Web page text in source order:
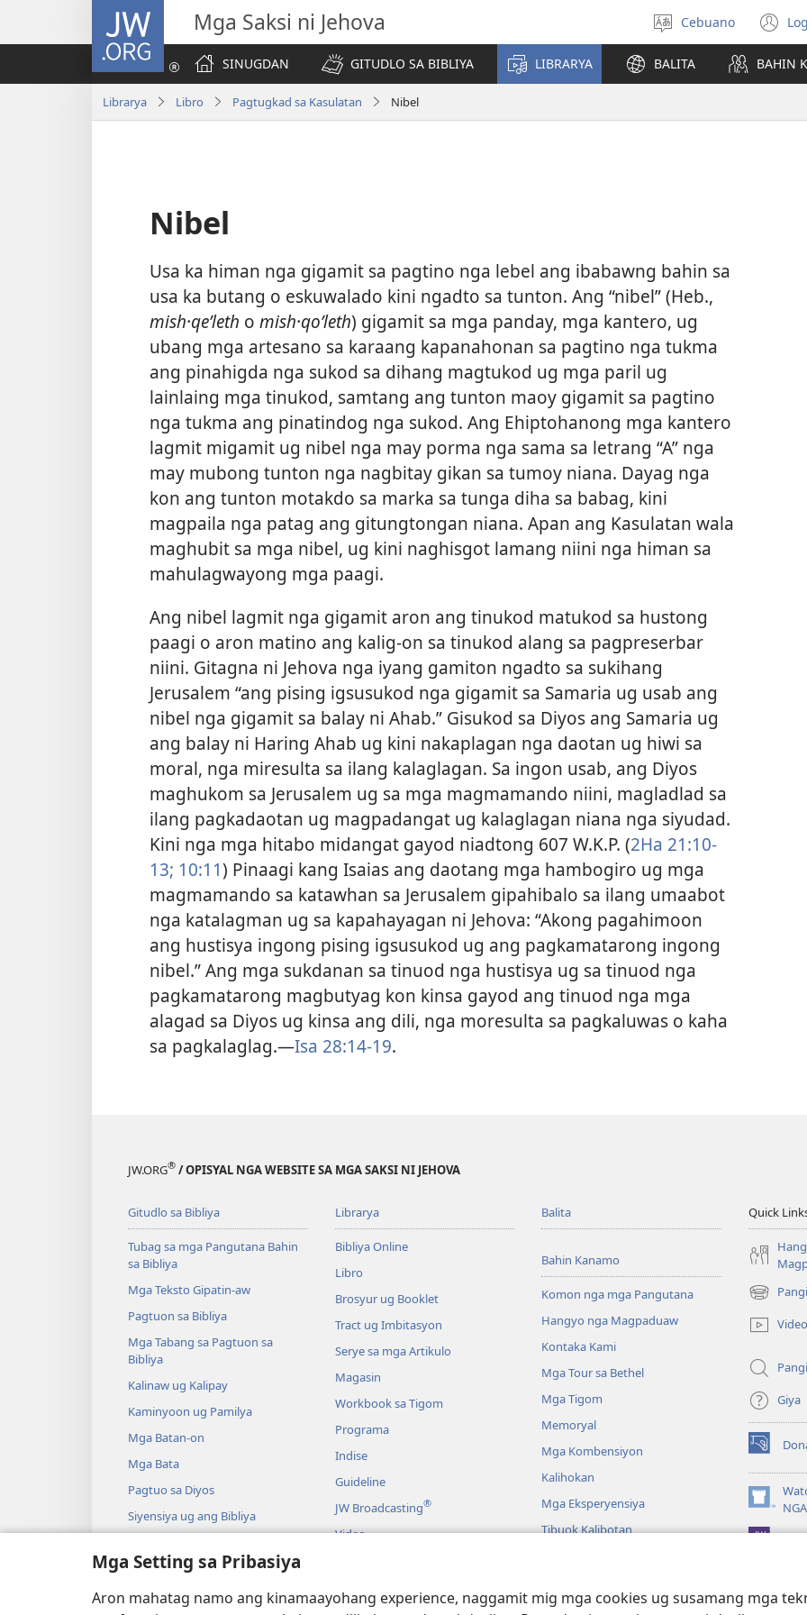
Mga Setting sa Pribasiya
Aron mahatag namo ang kinamaayohang experience, naggamit mig mga cookies ug susamang mga
JW.ORG Mga Saksi ni Jehova
Pagpilig
pinulongan
Cebuano
SINUGDAN
GITUDLO SA BIBLIYA LIBRARYA BALITA BAHIN
Librarya Libro Pagtugkad sa Kasulatan Nibel
Nibel
Usa ka himan nga gigamit sa pagtino nga lebel ang ibabawng bahin sa
usa ka butang o eskuwalado kini ngadto sa tunton. Ang “nibel” (Heb.,
mish·qeʹleth o mish·qoʹleth) gigamit sa mga panday, mga kantero, ug
ubang mga artesano sa karaang kapanahonan sa pagtino nga tukma
ang pinahigda nga sukod sa dihang magtukod ug mga paril ug
lainlaing mga tinukod, samtang ang tunton maoy gigamit sa pagtino
nga tukma ang pinatindog nga sukod. Ang Ehiptohanong mga kantero
lagmit migamit ug nibel nga may porma nga sama sa letrang “A” nga
may mubong tunton nga nagbitay gikan sa tumoy niana. Dayag nga
kon ang tunton motakdo sa marka sa tunga diha sa babag, kini
magpaila nga patag ang gitungtongan niana. Apan ang Kasulatan wala
maghubit sa mga nibel, ug kini naghisgot lamang niini nga himan sa
mahulagwayong mga paagi.
Ang nibel lagmit nga gigamit aron ang tinukod matukod sa hustong
paagi o aron matino ang kalig-on sa tinukod alang sa pagpreserbar
niini. Gitagna ni Jehova nga iyang gamiton ngadto sa sukihang
Jerusalem “ang pising igsusukod nga gigamit sa Samaria ug usab ang
nibel nga gigamit sa balay ni Ahab.” Gisukod sa Diyos ang Samaria ug
ang balay ni Haring Ahab ug kini nakaplagan nga daotan ug hiwi sa
moral, nga miresulta sa ilang kalaglagan. Sa ingon usab, ang Diyos
maghukom sa Jerusalem ug sa mga magmamando niini, magladlad sa
ilang pagkadaotan ug magpadangat ug kalaglagan niana nga siyudad.
Kini nga mga hitabo midangat gayod niadtong 607 W.K.P. (2Ha 21:10-
13; 10:11) Pinaagi kang Isaias ang daotang mga hambogiro ug mga
magmamando sa katawhan sa Jerusalem gipahibalo sa ilang umaabot
nga katalagman ug sa kapahayagan ni Jehova: “Akong pagahimoon
ang hustisya ingong pising igsusukod ug ang pagkamatarong ingong
nibel.” Ang mga sukdanan sa tinuod nga hustisya ug sa tinuod nga
pagkamatarong magbutyag kon kinsa gayod ang tinuod nga mga
alagad sa Diyos ug kinsa ang dili, nga moresulta sa pagkaluwas o kaha
sa pagkalaglag.​—Isa 28:14-19.
JW.ORG® / OPISYAL NGA WEBSITE SA MGA SAKSI NI JEHOVA
Gitudlo sa Bibliya
Tubag sa mga Pangutana Bahin
sa Bibliya
Mga Teksto Gipatin-aw
Pagtuon sa Bibliya
Mga Tabang sa Pagtuon sa
Bibliya
Kalinaw ug Kalipay
Kaminyoon ug Pamilya
Mga Batan-on
Mga Bata
Pagtuo sa Diyos
Siyensiya ug ang Bibliya
Librarya
Bibliya Online
Libro
Brosyur ug Booklet
Tract ug Imbitasyon
Serye sa mga Artikulo
Magasin
Workbook sa Tigom
Programa
Indise
Guideline
JW Broadcasting®
Video
Balita
Bahin Kanamo
Komon nga mga Pangutana
Hangyo nga Magpaduaw
Kontaka Kami
Mga Tour sa Bethel
Mga Tigom
Memoryal
Mga Kombensiyon
Kalihokan
Mga Eksperyensiya
Tibuok Kalibotan
Quick
(mo-
open
ug
ong
Video
Giya
(mo-
open
ug
bag-
window)
(mo-
open
window)